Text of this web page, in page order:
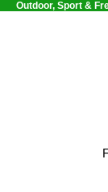
Outdoor, Sport &